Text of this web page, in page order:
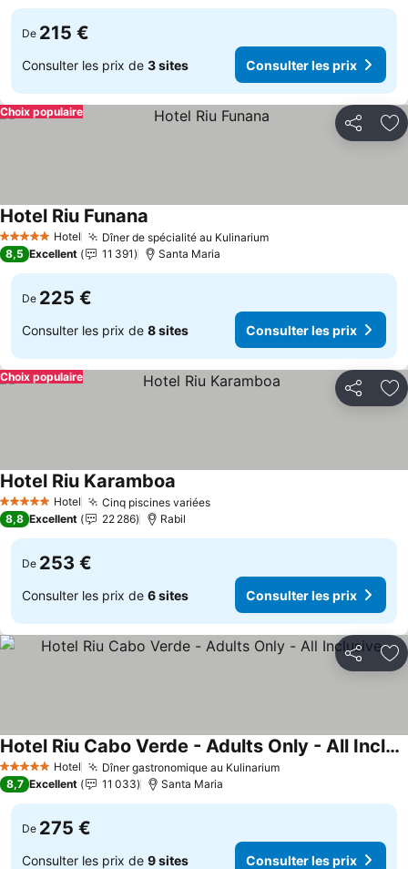
De 215 €
Consulter les prix de 3 sites Consulter les prix
Partager
Choix populaire
5 Étoiles Hotel Dîner de spécialité au KulinariumConsulter les prix
Hotel Riu Funana
8,5 Excellent 11 391 Santa Maria
De 225 €
Consulter les prix de 8 sites Consulter les prix
Partager
Choix populaire
5 Étoiles Hotel Cinq piscines variéesConsulter les prix
Hotel Riu Karamboa
8,8 Excellent 22 286 Rabil
De 253 €
Consulter les prix de 6 sites Consulter les prix
Partager
5 Étoiles Hotel Dîner gastronomique au KulinariumConsulter les prix
Hotel Riu Cabo Verde - Adults Only - All Inclusive
Consulter les prix
8,7 Excellent 11 033 Santa Maria
De 275 €
Consulter les prix de 9 sites Consulter les prix